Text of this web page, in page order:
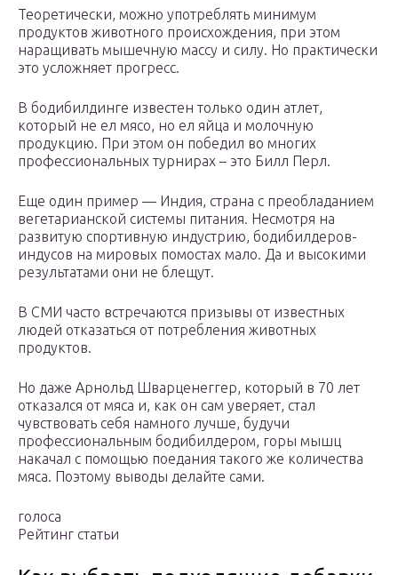
Теоретически, можно употреблять минимум
продуктов животного происхождения, при этом
наращивать мышечную массу и силу. Но практически
это усложняет прогресс.
В бодибилдинге известен только один атлет,
который не ел мясо, но ел яйца и молочную
продукцию. При этом он победил во многих
профессиональных турнирах – это Билл Перл.
Еще один пример — Индия, страна с преобладанием
вегетарианской системы питания. Несмотря на
развитую спортивную индустрию, бодибилдеров-
индусов на мировых помостах мало. Да и высокими
результатами они не блещут.
В СМИ часто встречаются призывы от известных
людей отказаться от потребления животных
продуктов.
Но даже Арнольд Шварценеггер, который в 70 лет
отказался от мяса и, как он сам уверяет, стал
чувствовать себя намного лучше, будучи
профессиональным бодибилдером, горы мышц
накачал с помощью поедания такого же количества
мяса. Поэтому выводы делайте сами.
голоса
Рейтинг статьи